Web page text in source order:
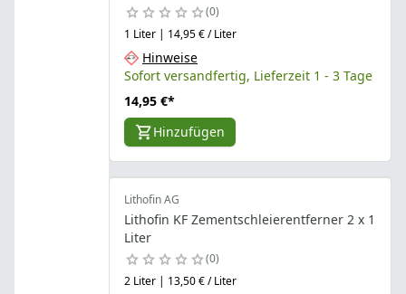
0
1 Liter | 14,95 € / Liter
Hinweise
Sofort versandfertig, Lieferzeit 1 - 3 Tage
14,95 €*
Hinzufügen
Lithofin AG
Lithofin KF Zementschleierentferner 2 x 1
Liter
0
2 Liter | 13,50 € / Liter